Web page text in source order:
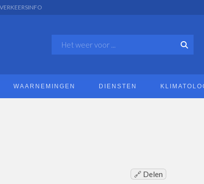
VERKEERSINFO
WAARNEMINGEN DIENSTEN
🔗 Delen